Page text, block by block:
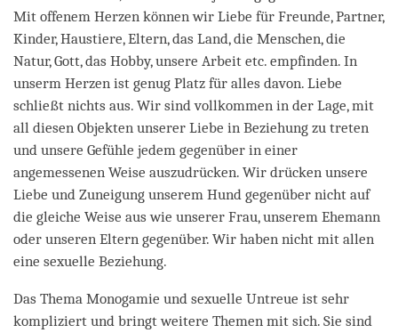
Mit offenem Herzen können wir Liebe für Freunde, Partner,
Kinder, Haustiere, Eltern, das Land, die Menschen, die
Natur, Gott, das Hobby, unsere Arbeit etc. empfinden. In
unserm Herzen ist genug Platz für alles davon. Liebe
schließt nichts aus. Wir sind vollkommen in der Lage, mit
all diesen Objekten unserer Liebe in Beziehung zu treten
und unsere Gefühle jedem gegenüber in einer
angemessenen Weise auszudrücken. Wir drücken unsere
Liebe und Zuneigung unserem Hund gegenüber nicht auf
die gleiche Weise aus wie unserer Frau, unserem Ehemann
oder unseren Eltern gegenüber. Wir haben nicht mit allen
eine sexuelle Beziehung.
Das Thema Monogamie und sexuelle Untreue ist sehr
kompliziert und bringt weitere Themen mit sich. Sie sind